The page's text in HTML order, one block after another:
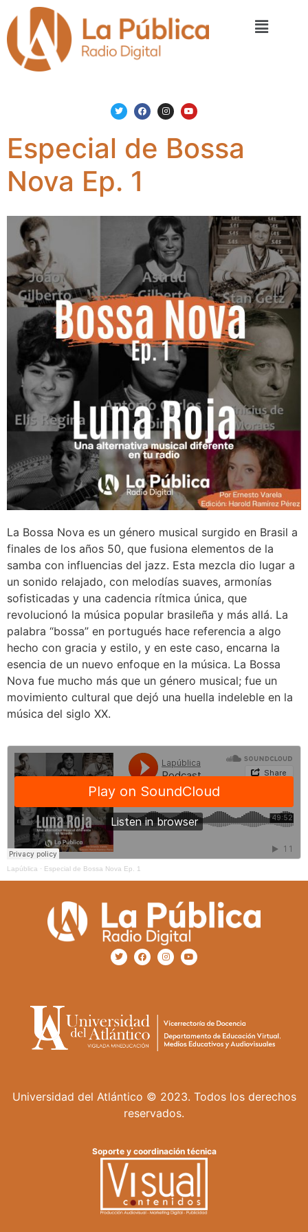
Especial de Bossa
Nova Ep. 1
La Bossa Nova es un género musical surgido en Brasil a
finales de los años 50, que fusiona elementos de la
samba con influencias del jazz. Esta mezcla dio lugar a
un sonido relajado, con melodías suaves, armonías
sofisticadas y una cadencia rítmica única, que
revolucionó la música popular brasileña y más allá. La
palabra “bossa” en portugués hace referencia a algo
hecho con gracia y estilo, y en este caso, encarna la
esencia de un nuevo enfoque en la música. La Bossa
Nova fue mucho más que un género musical; fue un
movimiento cultural que dejó una huella indeleble en la
música del siglo XX.
Lapública · Especial de Bossa Nova Ep. 1
Universidad del Atlántico © 2023. Todos los derechos
reservados.
Soporte y coordinación técnica